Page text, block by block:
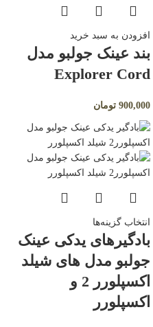
افزودن به سبد خرید
بند عینک جولبو مدل
Explorer Cord
900,000 تومان
انتخاب گزینه‌ها
بادگیرهای یدکی عینک
جولبو مدل های شیلد
اکسپلورر 2 و
اکسپلورر